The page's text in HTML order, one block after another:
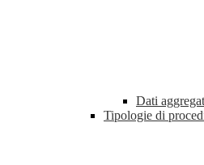
Dati
Tipologie di